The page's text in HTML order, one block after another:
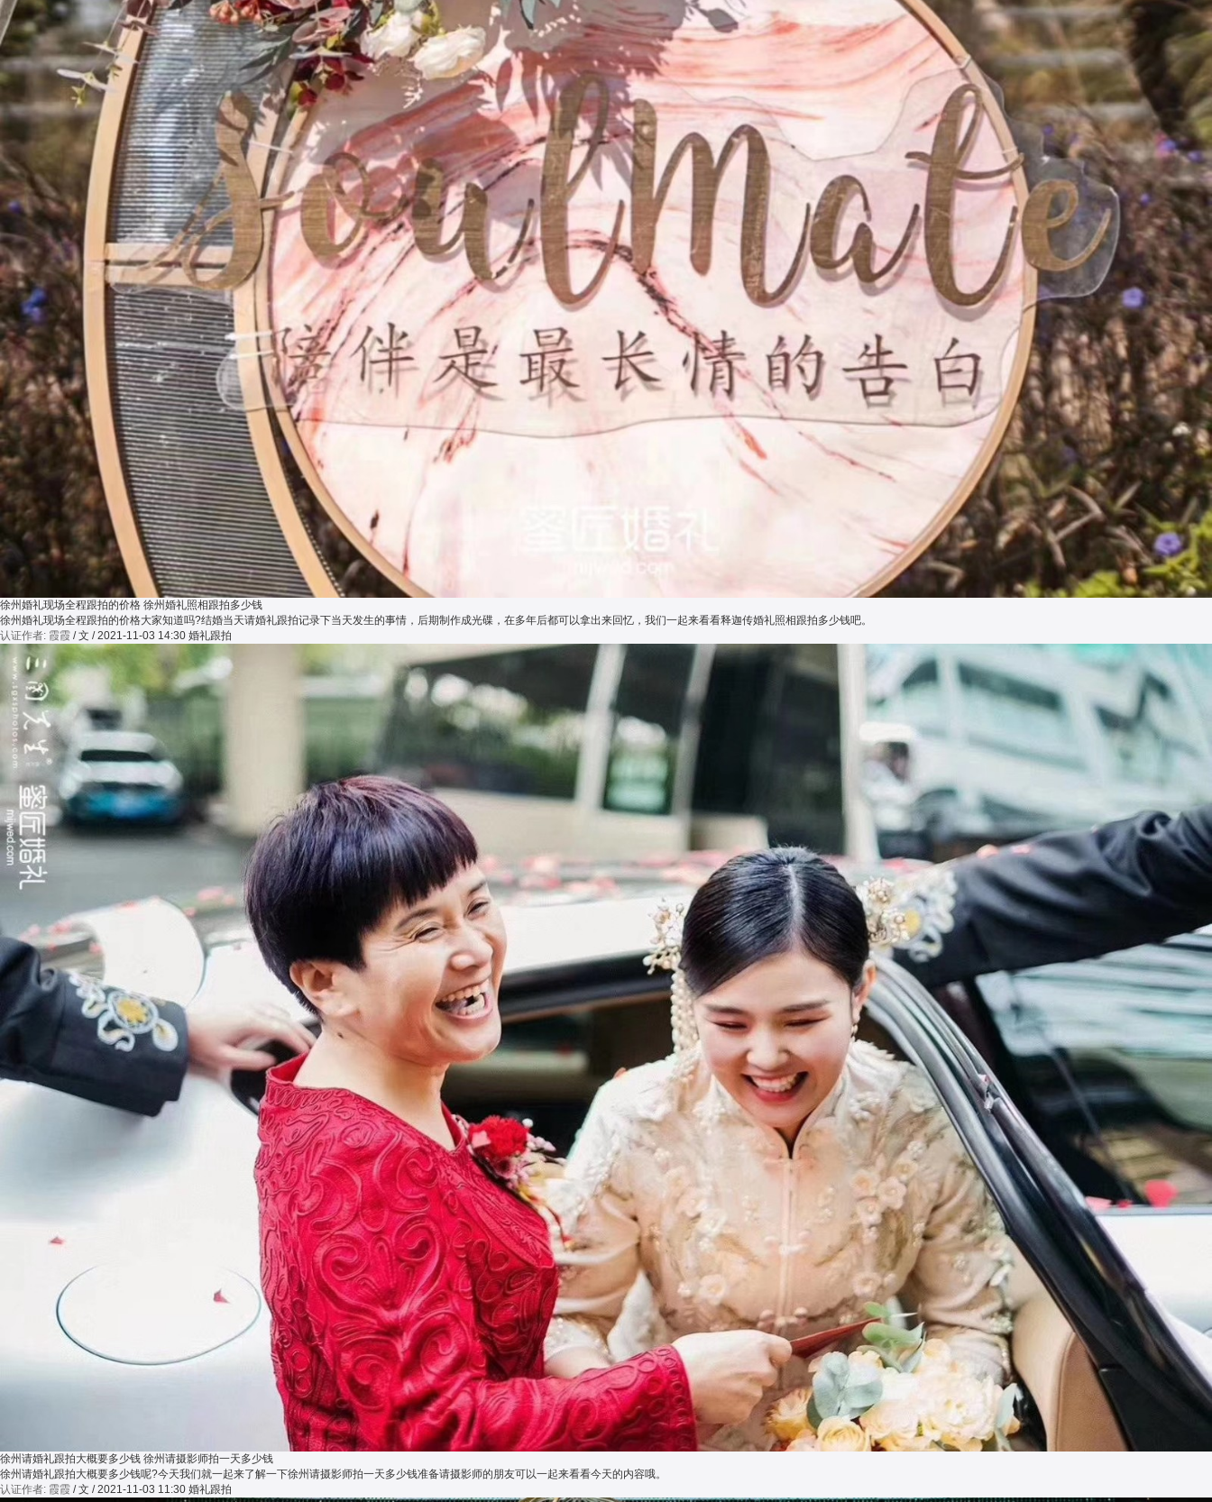
徐州婚礼现场全程跟拍的价格 徐州婚礼照相跟拍多少钱
徐州婚礼现场全程跟拍的价格大家知道吗?结婚当天请婚礼跟拍记录下当天发生的事情，后期制作成光碟，在多年后都可以拿出来回忆，我们一起来看看释迦传婚礼照相跟拍多少钱吧。
认证作者: 霞霞 / 文 / 2021-11-03 14:30 婚礼跟拍
徐州请婚礼跟拍大概要多少钱 徐州请摄影师拍一天多少钱
徐州请婚礼跟拍大概要多少钱呢?今天我们就一起来了解一下徐州请摄影师拍一天多少钱准备请摄影师的朋友可以一起来看看今天的内容哦。
认证作者: 霞霞 / 文 / 2021-11-03 11:30 婚礼跟拍